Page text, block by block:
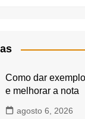
Como dar
e melhorar a nota
agosto 6, 2026